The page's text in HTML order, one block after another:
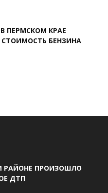
ПЕРМСКОМ КРАЕ
БЕНЗИНА
РАЙОНЕ ПРОИЗОШЛО
ДТП